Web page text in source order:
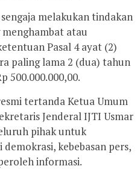
melakukan tindakan
atau
Pasal 4 ayat (2)
paling lama 2 (dua) tahun
500.000.000,00.
tertanda Ketua Umum
Jenderal IJTI Usmar
pihak untuk
kebebasan pers,
informasi.